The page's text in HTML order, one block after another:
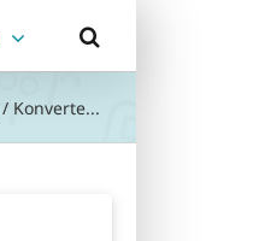
/ Konverte...